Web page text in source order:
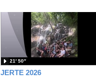
JERTE 2026
21′ 50″